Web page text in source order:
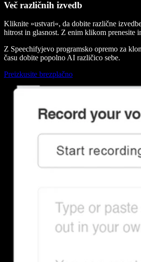
Več različnih izvedb
Kliknite »ustvari«, da dobite različne
hitrost in glasnost. Z enim klikom prenesite
Z Speechifyjevo programsko opremo za
času dobite popolno AI različico sebe.
Preizkusite brezplačno